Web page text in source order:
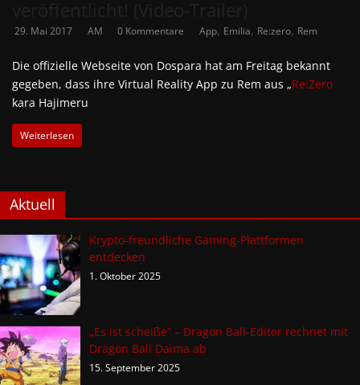
29. Mai 2017 AM 0 Kommentare App, Emilia, Re:zero, Rem
Die offizielle Webseite von Dospara hat am Freitag bekannt
gegeben, dass ihre Virtual Reality App zu Rem aus „Re:Zero
kara Hajimeru
Weiterlesen
Aktuell
Krypto-freundliche Gaming-Plattformen
entdecken
1. Oktober 2025
„Es ist scheiße“ – Dragon Ball-Editor rechnet mit
Dragon Ball Daima ab
15. September 2025